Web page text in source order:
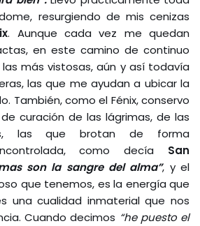
resurgiendo de mis cenizas
. Aunque cada vez me quedan
en este camino de continuo
más vistosas, aún y así todavía
las que me ayudan a ubicar la
También, como el Fénix, conservo
curación de las lágrimas, de las
las que brotan de forma
como decía San
son la sangre del alma”, y el
que tenemos, es la energía que
una cualidad inmaterial que nos
Cuando decimos “he puesto el